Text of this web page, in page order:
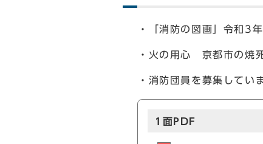
・「消防の図画」令和3
・火の用心 京都市の焼
・消防団員を募集してい
1面PDF